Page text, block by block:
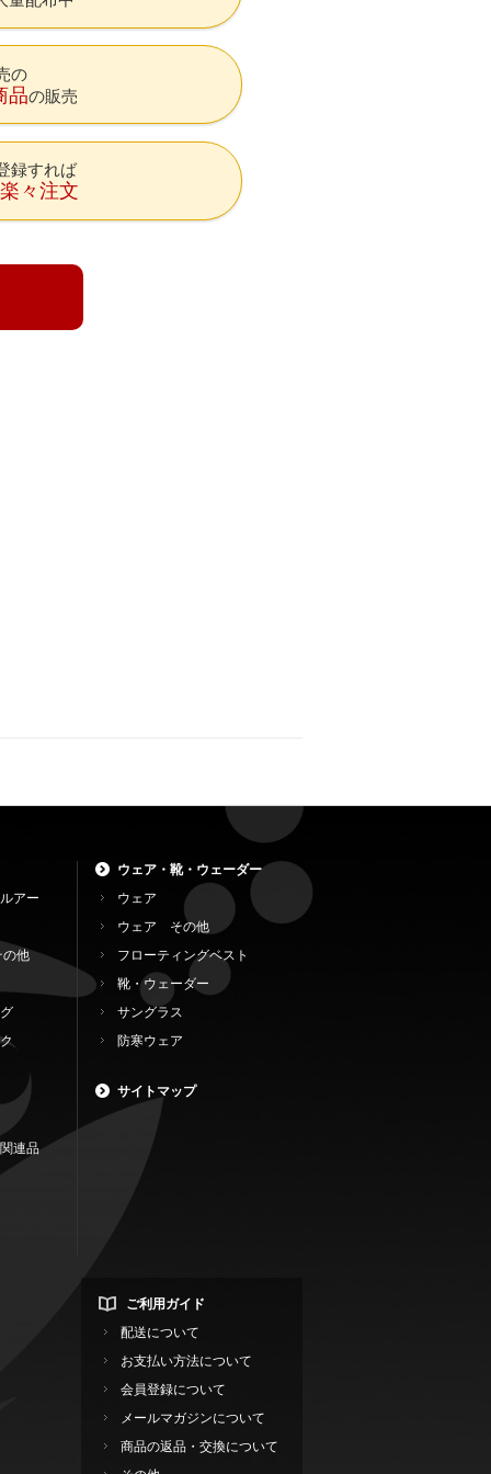
の
品の販売
録すれば
々注文
アー
の他
連品
ウェア・靴・ウェーダー
ウェア
ウェア その他
フローティングベスト
靴・ウェーダー
サングラス
防寒ウェア
サイトマップ
ご利用ガイド
配送について
お支払い方法について
会員登録について
メールマガジンについて
商品の返品・交換について